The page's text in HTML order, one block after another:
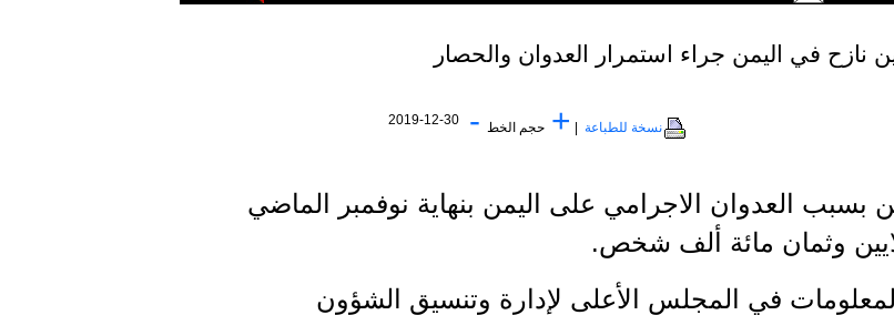
نازح في اليمن جراء استمرار العدوان والحصار
نسخة للطباعة + حجم الخط -
2019-12-30
بسبب العدوان الاجرامي على اليمن بنهاية نوفمبر الماضي
في المجلس الأعلى لإدارة وتنسيق الشؤون